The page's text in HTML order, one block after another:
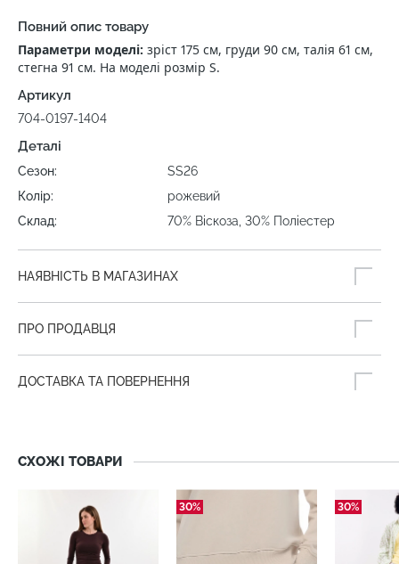
Повний опис товару
Параметри моделі: зріст 175 см, груди 90 см, талія 61 см,
стегна 91 см. На моделі розмір S.
Артикул
704-0197-1404
Деталі
Сезон:
SS26
Колір:
рожевий
Склад:
70% Віскоза, 30% Поліестер
НАЯВНІСТЬ В МАГАЗИНАХ
ПРО ПРОДАВЦЯ
ДОСТАВКА ТА ПОВЕРНЕННЯ
СХОЖІ ТОВАРИ
30% 30%